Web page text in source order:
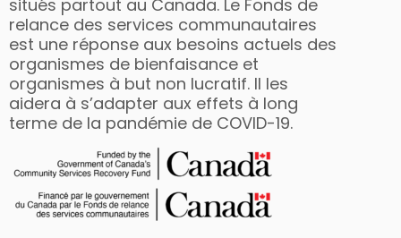
situés partout au Canada. Le Fonds de
relance des services communautaires
est une réponse aux besoins actuels des
organismes de bienfaisance et
organismes à but non lucratif. Il les
aidera à s’adapter aux effets à long
terme de la pandémie de COVID-19.